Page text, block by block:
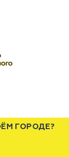
ГОРОДЕ?